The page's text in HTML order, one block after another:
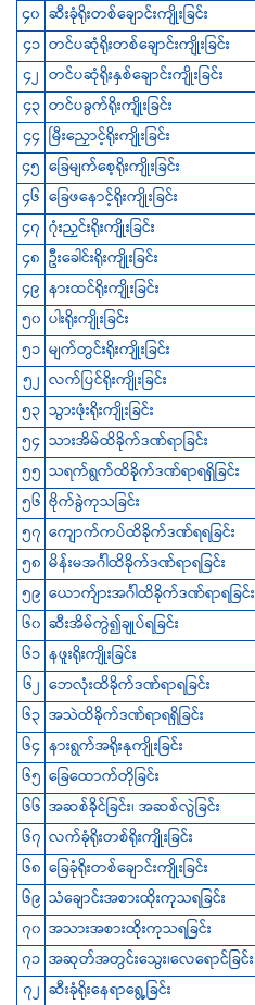
၄၀ ဆီးခုံရိုးတစ်ချောင်းကျိုးခြင်း
၄၁ တင်ပဆုံရိုးတစ်ချောင်းကျိုးခြင်း
၄၂ တင်ပဆုံရိုးနှစ်ချောင်းကျိုးခြင်း
၄၃ တင်ပခွက်ရိုးကျိုးခြင်း
၄၄ မြီးညှောင့်ရိုးကျိုးခြင်း
၄၅ ‌ခြေမျက်စေ့ရိုးကျိုးခြင်း
၄၆ ‌ခြေဖနောင့်ရိုးကျိုးခြင်း
၄၇ ဂုံးညှင်းရိုးကျိုးခြင်း
၄၈ ဦးခေါင်းရိုးကျိုးခြင်း
၄၉ နားထင်ရိုးကျိုးခြင်း
၅၀ ပါးရိုးကျိုးခြင်း
၅၁ မျက်တွင်းရိုးကျိုးခြင်း
၅၂ လက်ပြင်ရိုးကျိုးခြင်း
၅၃ သွားဖုံးရိုးကျိုးခြင်း
၅၄ သားအိမ်ထိခိုက်ဒဏ်ရာခြင်း
၅၅ သရက်ရွက်ထိခိုက်ဒဏ်ရာရရှိခြင်း
၅၆ ဗိုက်ခွဲကုသခြင်း
၅၇ ကျောက်ကပ်ထိခိုက်ဒဏ်ရရခြင်း
၅၈ မိန်းမအင်္ဂါထိခိုက်ဒဏ်ရာရခြင်း
၅၉ ‌ယောက်ျားအင်္ဂါထိခိုက်ဒဏ်ရာရခြင်း
၆၀ ဆီးအိမ်ကွဲ၍ချုပ်ရခြင်း
၆၁ နဖူးရိုးကျိုးခြင်း
၆၂ ‌ဘေလုံးထိခိုက်ဒဏ်ရာရခြင်း
၆၃ အသဲထိခိုက်ဒဏ်ရာရရှိခြင်း
၆၄ နားရွက်အရိုးနုကျိုးခြင်း
၆၅ ‌ခြေထောက်တိုခြင်း
၆၆ အဆစ်ခိုင်ခြင်း၊ အဆစ်လွဲခြင်း
၆၇ လက်ခုံရိုးတစ်ရိုးကျိုးခြင်း
၆၈ ‌ခြေခုံရိုးတစ်ချောင်းကျိုးခြင်း
၆၉ သံချောင်းအစားထိုးကုသရခြင်း
၇၀ အသားအစားထိုးကုသရခြင်း
၇၁ အဆုတ်အတွင်းသွေး၊လေရောင်ခြင်း
၇၂ ဆီးခုံရိုးနေရာရွေ့ခြင်း